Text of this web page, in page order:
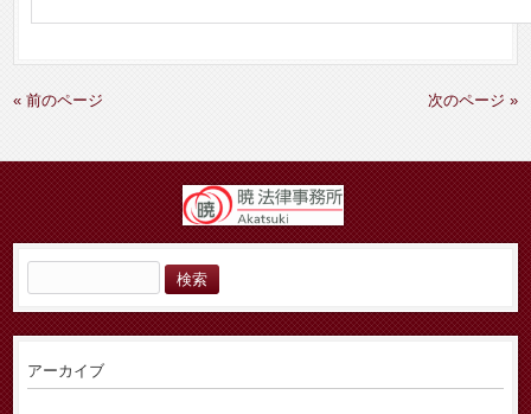
« 前のページ 次のページ »
索:
アーカイブ